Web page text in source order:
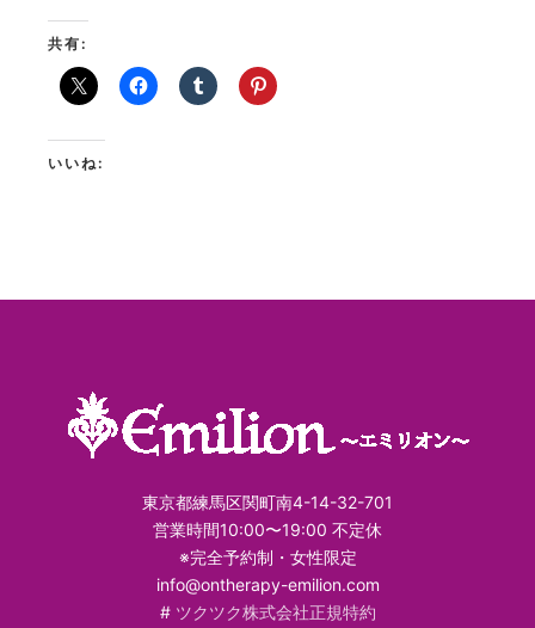
共有:
いいね:
東京都練馬区関町南4-14-32-701
営業時間10:00〜19:00 不定休
※完全予約制・女性限定
info@ontherapy-emilion.com
# ツクツク株式会社正規特約